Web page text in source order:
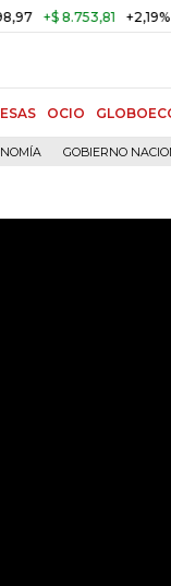
8.753,81 +2,19%
OCIO
GOBIERNO